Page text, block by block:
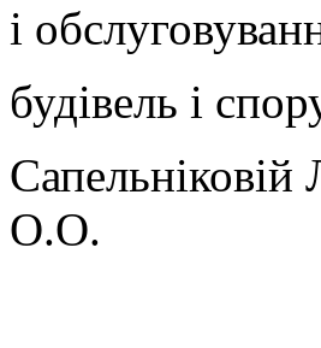
і
будівель і
О.О.